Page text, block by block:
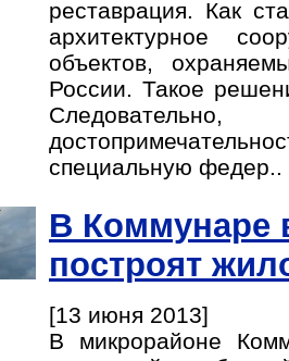
реставрация. Как
архитектурное
объектов,
России. Такое
специальную федер..
В Коммунаре
построят
[13 июня 2013]
В микрорайоне